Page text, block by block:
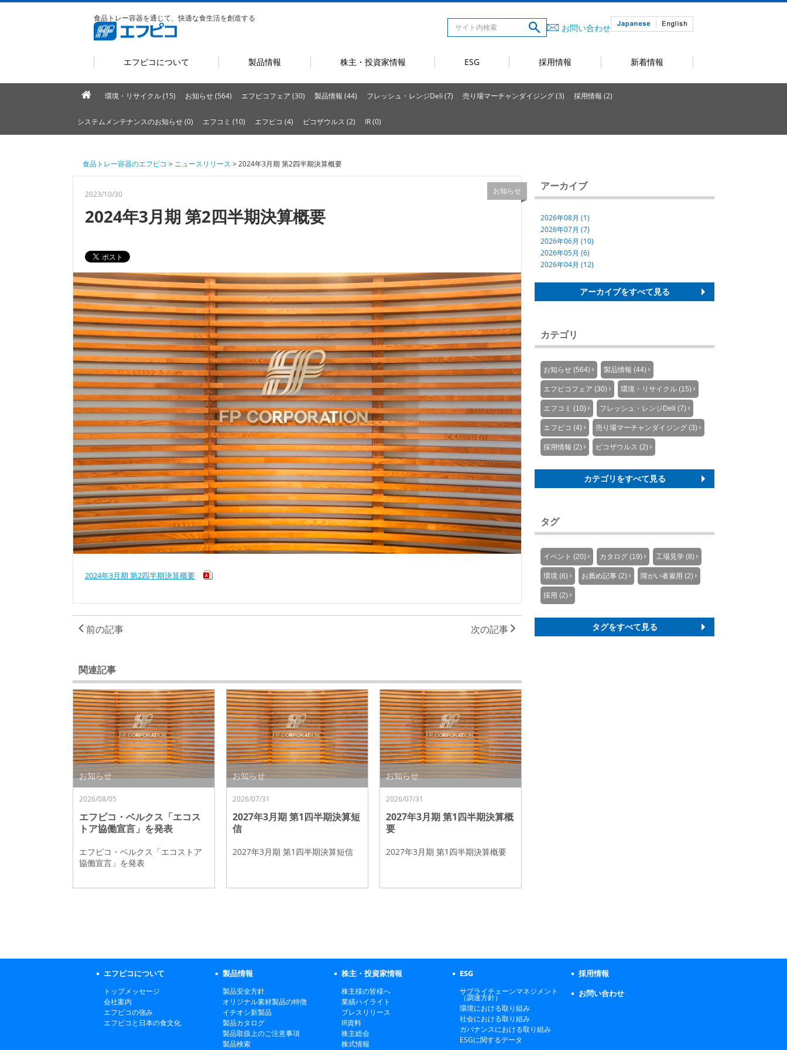
食品トレー容器を通じて、快適な食生活を創造する
お問い合わせ
エフピコについて 製品情報 株主・投資家情報 ESG 採用情報 新着情報
環境・リサイクル (15) お知らせ (564) エフピコフェア (30) 製品情報 (44) フレッシュ・レンジDeli (7) 売り場マーチャンダイジング (3) 採用情報 (2)
システムメンテナンスのお知らせ (0) エフコミ (10) エフピコ (4) ピコザウルス (2) IR (0)
食品トレー容器のエフピコ > ニュースリリース > 2024年3月期 第2四半期決算概要
お知らせ
2023/10/30
2024年3月期 第2四半期決算概要
2024年3月期 第2四半期決算概要
前の記事 次の記事
関連記事
お知らせ
2026/08/05
エフピコ・ベルクス「エコス
トア協働宣言」を発表
エフピコ・ベルクス「エコストア
協働宣言」を発表
お知らせ
2026/07/31
2027年3月期 第1四半期決算短
信
2027年3月期 第1四半期決算短信
お知らせ
2026/07/31
2027年3月期 第1四半期決算概
要
2027年3月期 第1四半期決算概要
アーカイブ
2026年08月 (1)
2026年07月 (7)
2026年06月 (10)
2026年05月 (6)
2026年04月 (12)
アーカイブをすべて見る
カテゴリ
お知らせ (564) 製品情報 (44)
エフピコフェア (30) 環境・リサイクル (15)
エフコミ (10) フレッシュ・レンジDeli (7)
エフピコ (4) 売り場マーチャンダイジング (3)
採用情報 (2) ピコザウルス (2)
カテゴリをすべて見る
タグ
イベント (20) カタログ (19) 工場見学 (8)
環境 (6) お薦め記事 (2) 障がい者雇用 (2)
採用 (2)
タグをすべて見る
エフピコについて
トップメッセージ
会社案内
エフピコの強み
エフピコと日本の食文化
製品情報
製品安全方針
オリジナル素材製品の特徴
イチオシ新製品
製品カタログ
製品取扱上のご注意事項
製品検索
株主・投資家情報
株主様の皆様へ
業績ハイライト
プレスリリース
IR資料
株主総会
株式情報
ESG
サプライチェーンマネジメント
（調達方針）
環境における取り組み
社会における取り組み
ガバナンスにおける取り組み
ESGに関するデータ
採用情報
お問い合わせ